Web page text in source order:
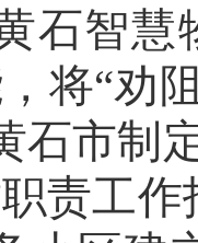
石智慧
将“劝
石市制
责工